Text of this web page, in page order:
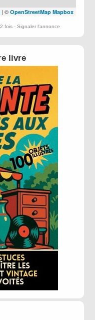
| © OpenStreetMap Mapbox
fois - Signaler l'annonce
livre